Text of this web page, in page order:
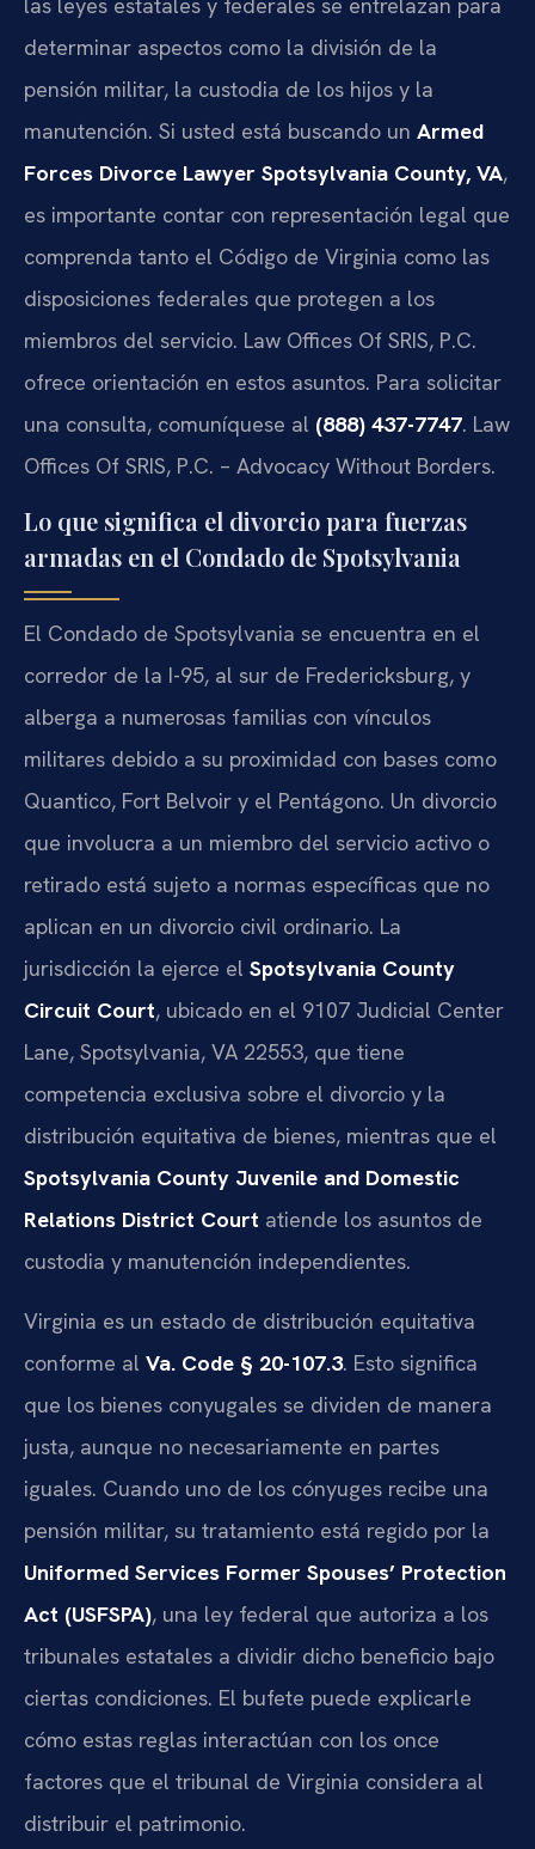
determinar aspectos como la división de la
pensión militar, la custodia de los hijos y la
manutención. Si usted está buscando un Armed
Forces Divorce Lawyer Spotsylvania County, VA,
es importante contar con representación legal que
comprenda tanto el Código de Virginia como las
disposiciones federales que protegen a los
miembros del servicio. Law Offices Of SRIS, P.C.
ofrece orientación en estos asuntos. Para solicitar
una consulta, comuníquese al (888) 437-7747. Law
Offices Of SRIS, P.C. – Advocacy Without Borders.
Lo que significa el divorcio para fuerzas
armadas en el Condado de Spotsylvania
El Condado de Spotsylvania se encuentra en el
corredor de la I-95, al sur de Fredericksburg, y
alberga a numerosas familias con vínculos
militares debido a su proximidad con bases como
Quantico, Fort Belvoir y el Pentágono. Un divorcio
que involucra a un miembro del servicio activo o
retirado está sujeto a normas específicas que no
aplican en un divorcio civil ordinario. La
jurisdicción la ejerce el Spotsylvania County
Circuit Court, ubicado en el 9107 Judicial Center
Lane, Spotsylvania, VA 22553, que tiene
competencia exclusiva sobre el divorcio y la
distribución equitativa de bienes, mientras que el
Spotsylvania County Juvenile and Domestic
Relations District Court atiende los asuntos de
custodia y manutención independientes.
Virginia es un estado de distribución equitativa
conforme al Va. Code § 20-107.3. Esto significa
que los bienes conyugales se dividen de manera
justa, aunque no necesariamente en partes
iguales. Cuando uno de los cónyuges recibe una
pensión militar, su tratamiento está regido por la
Uniformed Services Former Spouses’ Protection
Act (USFSPA), una ley federal que autoriza a los
tribunales estatales a dividir dicho beneficio bajo
ciertas condiciones. El bufete puede explicarle
cómo estas reglas interactúan con los once
factores que el tribunal de Virginia considera al
distribuir el patrimonio.